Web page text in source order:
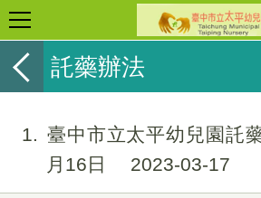
託藥辦法
1
臺中市立太平幼兒園託
月16日
2023-03-17